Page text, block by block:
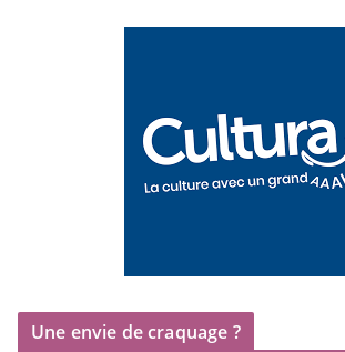
Une envie de craquage ?